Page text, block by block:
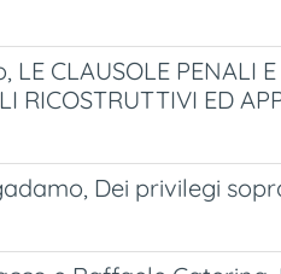
CLAUSOLE PENALI
RICOSTRUTTIVI ED
Dei privilegi